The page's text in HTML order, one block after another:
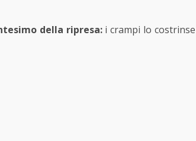
della ripresa:i crampi lo